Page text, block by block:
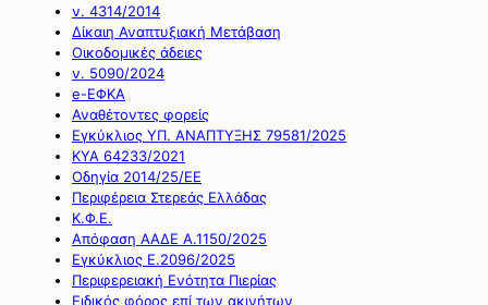
ν. 4314/2014
Δίκαιη Αναπτυξιακή Μετάβαση
Οικοδομικές άδειες
ν. 5090/2024
e-ΕΦΚΑ
Αναθέτοντες φορείς
Εγκύκλιος ΥΠ. ΑΝΑΠΤΥΞΗΣ 79581/2025
ΚΥΑ 64233/2021
Οδηγία 2014/25/ΕΕ
Περιφέρεια Στερεάς Ελλάδας
Κ.Φ.Ε.
Απόφαση ΑΑΔΕ Α.1150/2025
Εγκύκλιος Ε.2096/2025
Περιφερειακή Ενότητα Πιερίας
Ειδικός φόρος επί των ακινήτων